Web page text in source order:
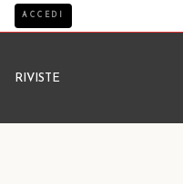
ACCEDI
RIVISTE